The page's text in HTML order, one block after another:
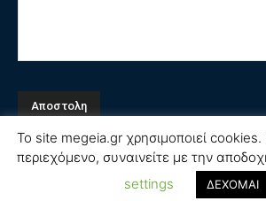
Όροι και Προϋποθέσεις
Το site megeia.gr χρησιμοποιεί
περιεχόμενο, συναινείτε με την
settings
ΔΕΧΟΜΑΙ